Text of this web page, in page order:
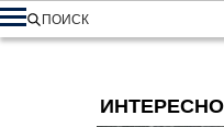
ПОИСК